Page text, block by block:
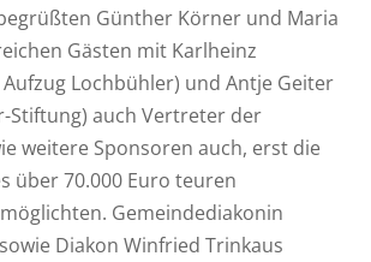
Günther Körner und Maria
Gästen mit Karlheinz
Lochbühler) und Antje Geiter
Stiftung) auch Vertreter der
weitere Sponsoren auch, erst die
über 70.000 Euro teuren
Gemeindediakonin
Diakon Winfried Trinkaus